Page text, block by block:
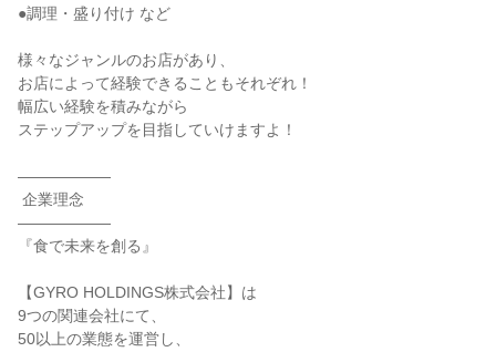
●調理・盛り付け など
様々なジャンルのお店があり、
お店によって経験できることもそれぞれ！
幅広い経験を積みながら
ステップアップを目指していけますよ！
――――――
――――――
『食で未来を創る』
【GYRO HOLDINGS株式会社】は
9つの関連会社にて、
50以上の業態を運営し、